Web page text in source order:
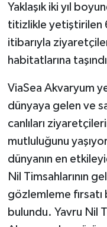
Yaklaşık iki yıl
titizlikle yetiştirilen
itibarıyla
habitatlarına
ViaSea Akvaryum
dünyaya gelen ve
canlıları
mutluluğunu
dünyanın en
Nil Timsahlarının
gözlemleme fırsatı
bulundu. Yavru Nil